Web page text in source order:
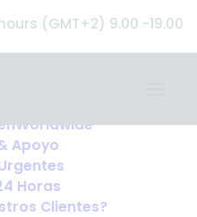
(GMT+2) 9.00 -19.00
Hacemos?)
Apoyo
Horas
Clientes?